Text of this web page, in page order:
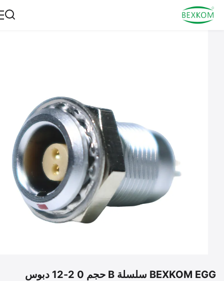
BEXKOM EGG سلسلة B حجم 0 2-12 دبوس